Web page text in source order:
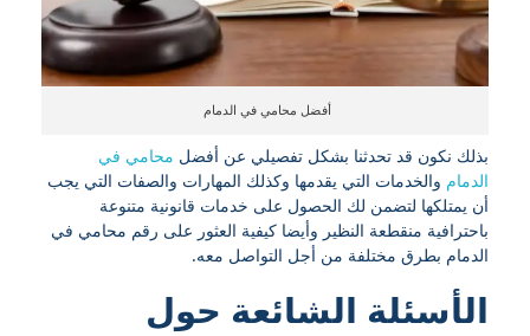
أفضل محامي في الدمام
بذلك نكون قد تحدثنا بشكل تفصيلي عن أفضل محامي في
الدمام والخدمات التي يقدمها وكذلك المهارات والصفات التي يجب
أن يمتلكها لتضمن لك الحصول على خدمات قانونية متنوعة
باحترافية منقطعة النظير وأيضا كيفية العثور على رقم محامي في
الدمام بطرق مختلفة من أجل التواصل معه.
الأسئلة الشائعة حول